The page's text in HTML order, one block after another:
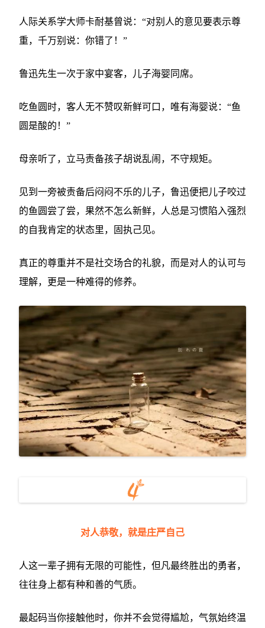
人际关系学大师卡耐基曾说：“对别人的意见要表示尊
重，千万别说：你错了！”
鲁迅先生一次于家中宴客，儿子海婴同席。
吃鱼圆时，客人无不赞叹新鲜可口，唯有海婴说：“鱼
圆是酸的！”
母亲听了，立马责备孩子胡说乱闹，不守规矩。
见到一旁被责备后闷闷不乐的儿子，鲁迅便把儿子咬过
的鱼圆尝了尝，果然不怎么新鲜，
人总是习惯陷入强烈
的自我肯定的状态里，固执己见。
真正的尊重并不是社交场合的礼貌，而是对人的认可与
理解，更是一种难得的修养。
对人恭敬，就是庄严自己
人这一辈子拥有无限的可能性，但凡最终胜出的勇者，
往往身上都有种和善的气质。
最起码当你接触他时，你并不会觉得尴尬，气氛始终温